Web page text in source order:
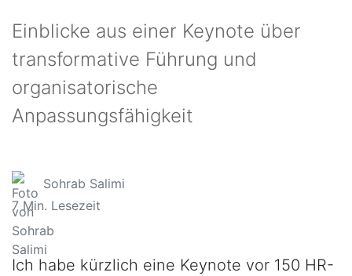
Einblicke aus einer Keynote über
transformative Führung und
organisatorische
Anpassungsfähigkeit
Sohrab Salimi
7Min. Lesezeit
Ich habe kürzlich eine Keynote vor 150 HR-